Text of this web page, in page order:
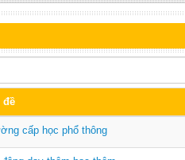
đề
cấp học phổ thông